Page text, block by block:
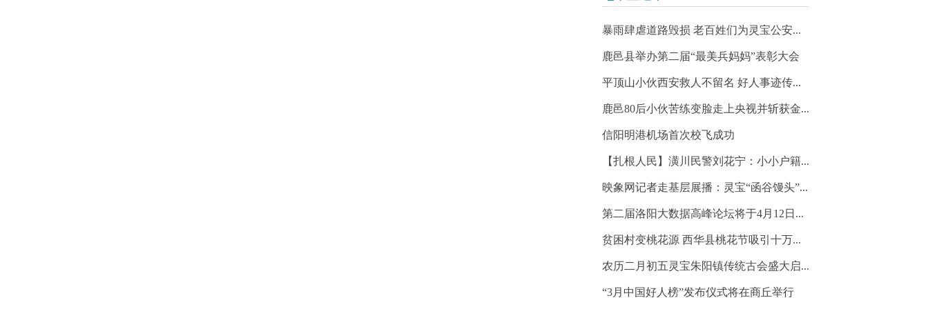
暴雨肆虐道路毁损 老百姓们为灵宝公安...
鹿邑县举办第二届“最美兵妈妈”表彰大会
平顶山小伙西安救人不留名 好人事迹传...
鹿邑80后小伙苦练变脸走上央视并斩获金...
信阳明港机场首次校飞成功
【扎根人民】潢川民警刘花宁：小小户籍...
映象网记者走基层展播：灵宝“函谷馒头”...
第二届洛阳大数据高峰论坛将于4月12日...
贫困村变桃花源 西华县桃花节吸引十万...
农历二月初五灵宝朱阳镇传统古会盛大启...
“3月中国好人榜”发布仪式将在商丘举行